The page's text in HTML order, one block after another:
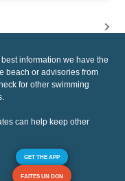
information we have the
beach or advisories from
for other swimming
can help keep other
GET THE APP
FAITES UN DON